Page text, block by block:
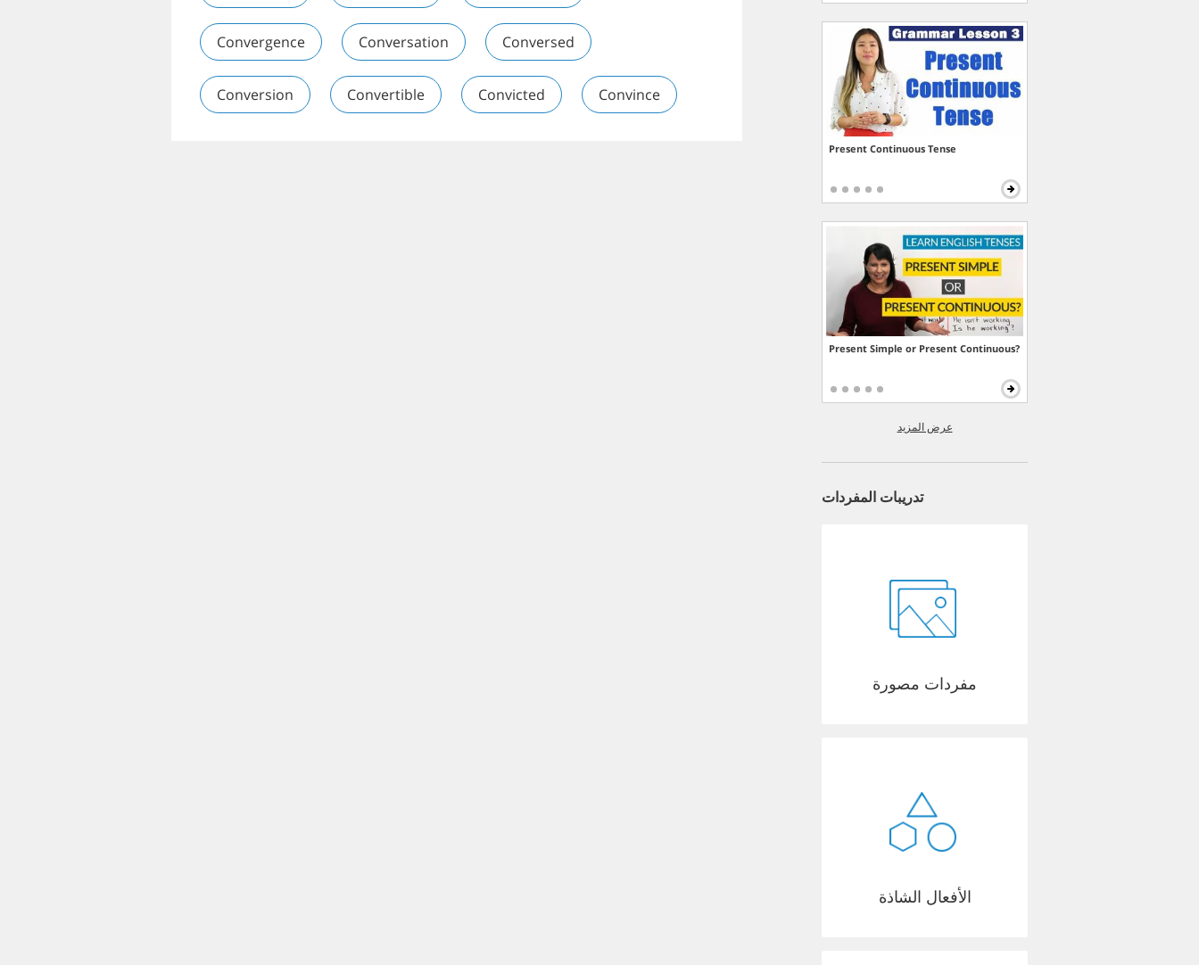
Convergence Conversation Conversed
Conversion Convertible Convicted Convince
Present Continuous Tense
Present Simple or Present Continuous?
عرض المزيد
تدريبات المفردات
مفردات مصورة
الأفعال الشاذة